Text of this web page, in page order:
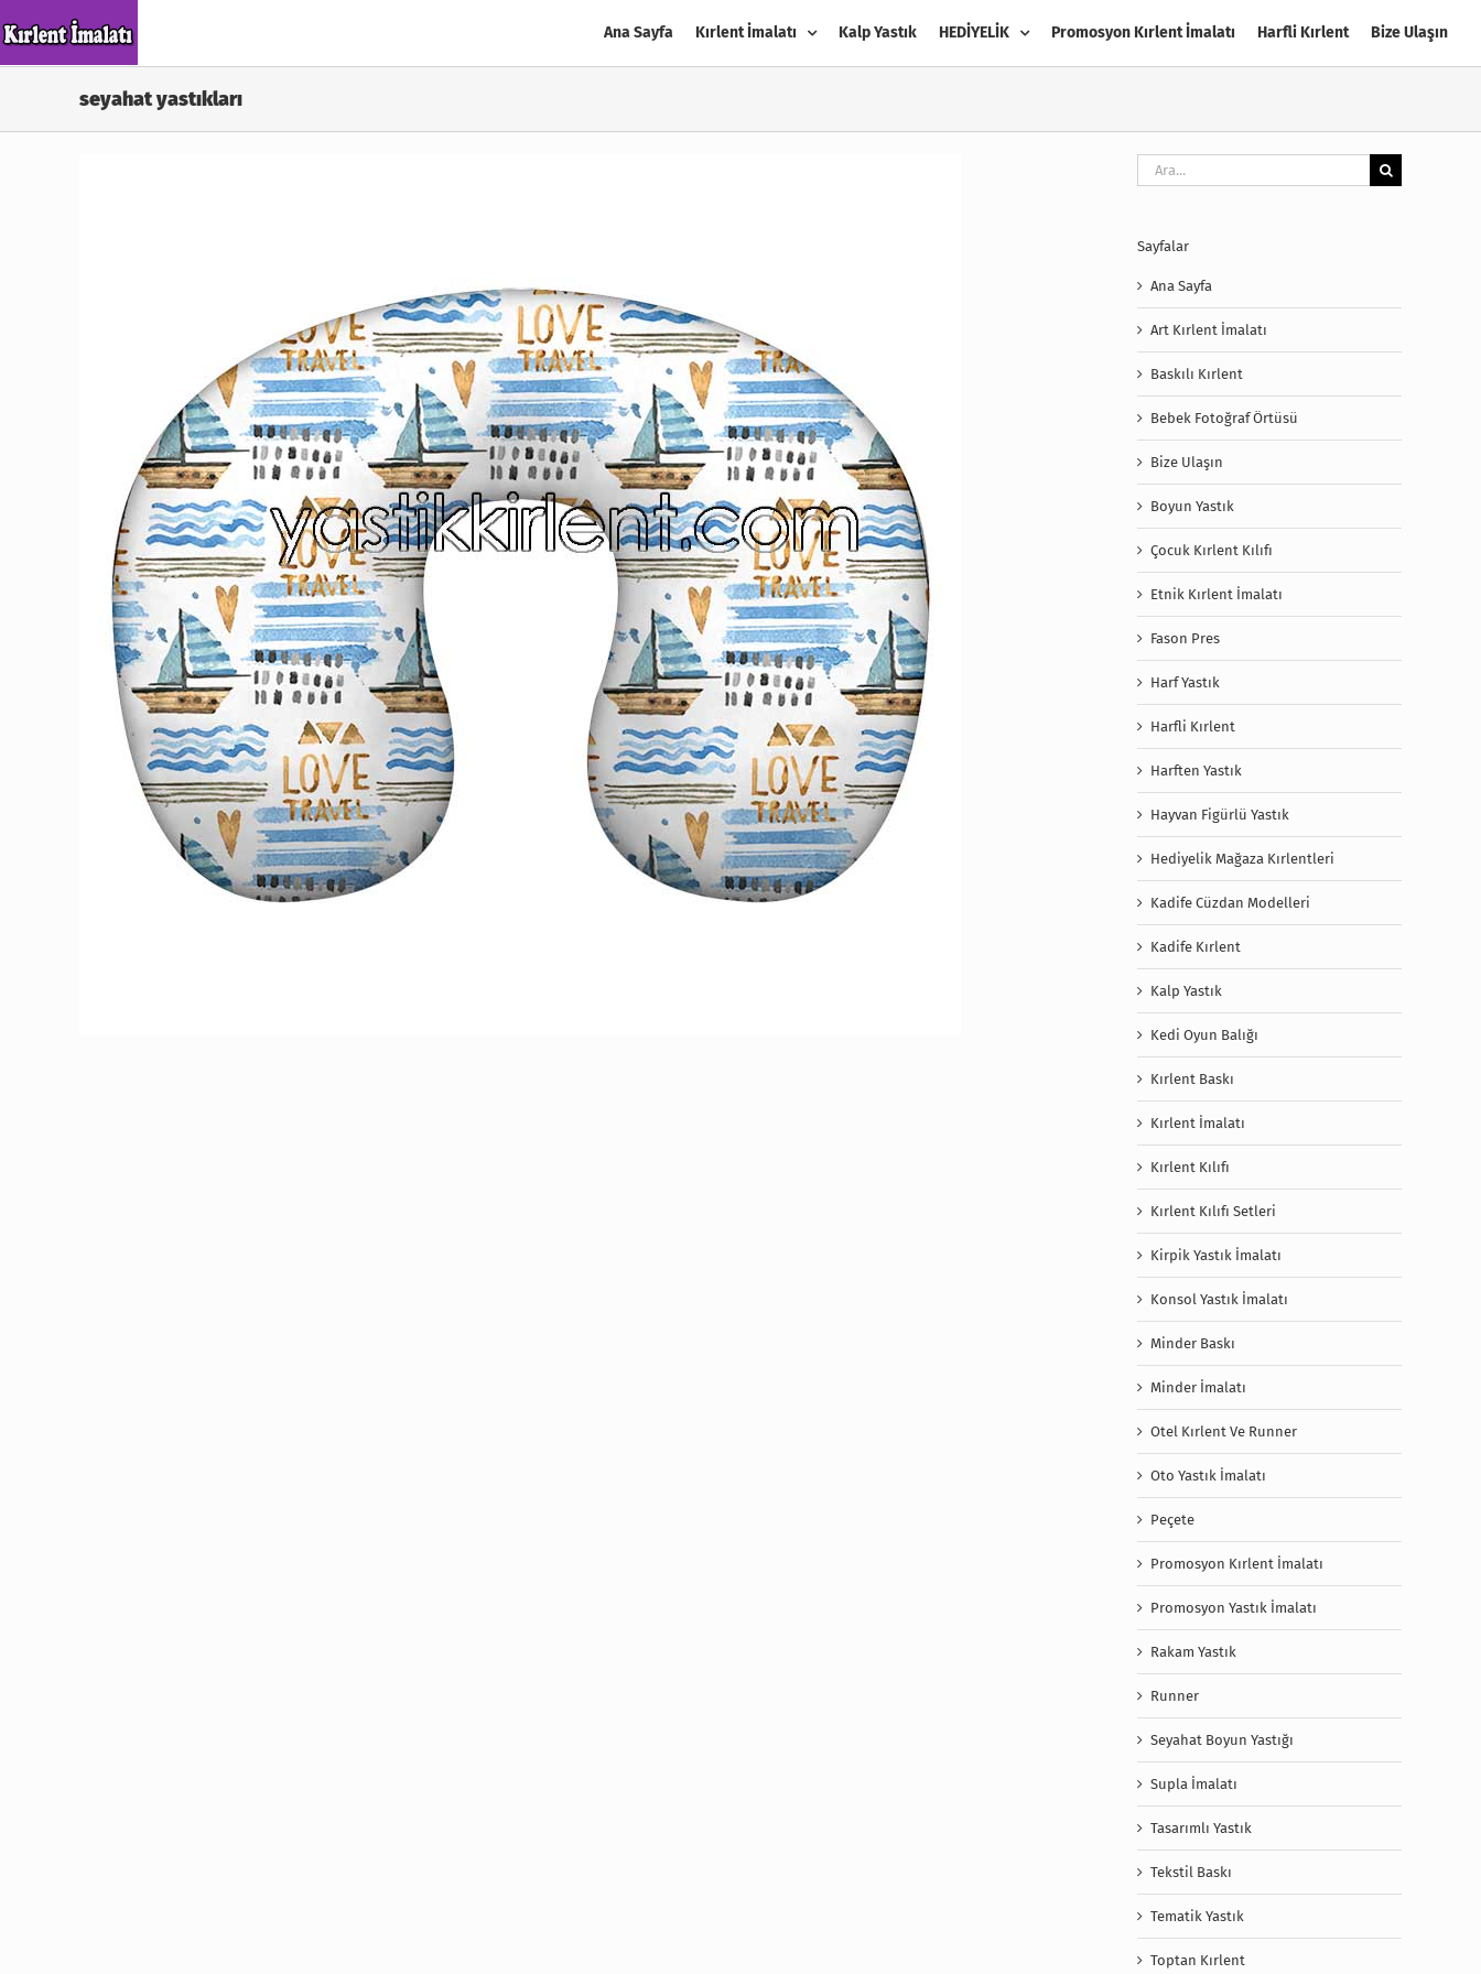
to
content
Ana Sayfa Kırlent İmalatı Kalp Yastık HEDİYELİK Promosyon Kırlent İmalatı Harfli Kırlent Bize Ulaşın
seyahat yastıkları
Ara:
Sayfalar
Ana Sayfa
Art Kırlent İmalatı
Baskılı Kırlent
Bebek Fotoğraf Örtüsü
Bize Ulaşın
Boyun Yastık
Çocuk Kırlent Kılıfı
Etnik Kırlent İmalatı
Fason Pres
Harf Yastık
Harfli Kırlent
Harften Yastık
Hayvan Figürlü Yastık
Hediyelik Mağaza Kırlentleri
Kadife Cüzdan Modelleri
Kadife Kırlent
Kalp Yastık
Kedi Oyun Balığı
Kırlent Baskı
Kırlent İmalatı
Kırlent Kılıfı
Kırlent Kılıfı Setleri
Kirpik Yastık İmalatı
Konsol Yastık İmalatı
Minder Baskı
Minder İmalatı
Otel Kırlent Ve Runner
Oto Yastık İmalatı
Peçete
Promosyon Kırlent İmalatı
Promosyon Yastık İmalatı
Rakam Yastık
Runner
Seyahat Boyun Yastığı
Supla İmalatı
Tasarımlı Yastık
Tekstil Baskı
Tematik Yastık
Toptan Kırlent